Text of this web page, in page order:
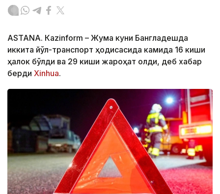
ASTANА. Кazinform – Жума куни Бангладешда
иккита йўл-транспорт ҳодисасида камида 16 киши
ҳалок бўлди ва 29 киши жароҳат олди, деб хабар
берди Xinhua.